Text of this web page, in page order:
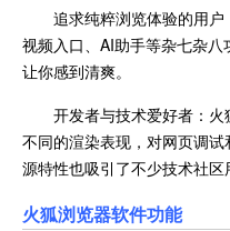
追求纯粹浏览体验的用
视频入口、AI助手等杂七杂
让你感到清爽。
开发者与技术爱好者：
不同的渲染表现，对网页调
源特性也吸引了不少技术社区
火狐浏览器软件功能